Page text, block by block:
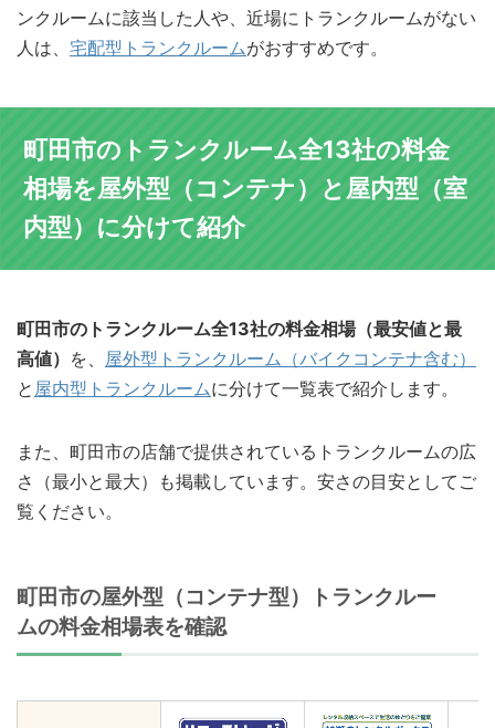
ンクルームに該当した人や、近場にトランクルームがない
人は、 宅配型トランクルームがおすすめです。
町田市のトランクルーム全13社の料金
相場を屋外型（コンテナ）と屋内型（室
内型）に分けて紹介
町田市のトランクルーム全13社の料金相場（最安値と最
高値） を、 屋外型トランクルーム（バイクコンテナ含む）
と 屋内型トランクルームに分けて一覧表で紹介します。
また、町田市の店舗で提供されているトランクルームの広
さ（最小と最大）も掲載しています。安さの目安としてご
覧ください。
町田市の屋外型（コンテナ型）トランクルー
ムの料金相場表を確認